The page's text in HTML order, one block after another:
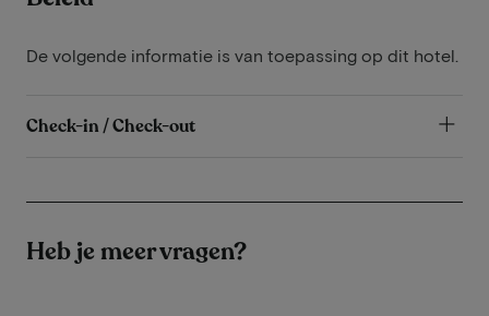
De volgende informatie is van toepassing op dit hotel.
Check-in / Check-out
Heb je meer vragen?